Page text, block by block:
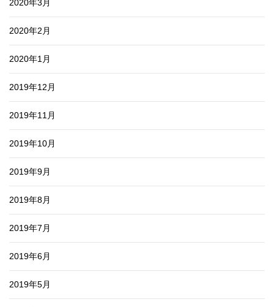
2020年3月
2020年2月
2020年1月
2019年12月
2019年11月
2019年10月
2019年9月
2019年8月
2019年7月
2019年6月
2019年5月